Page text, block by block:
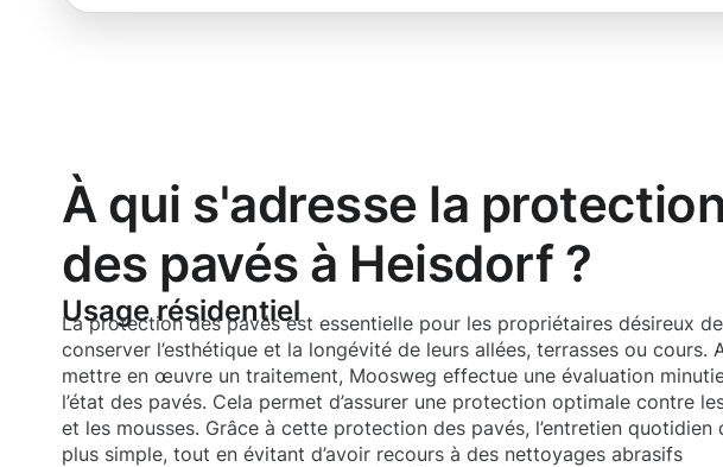
À qui s'adresse la protection
des pavés à Heisdorf ?
Usage résidentiel
La protection des pavés est essentielle pour les propriétaires désireux de
conserver l’esthétique et la longévité de leurs allées, terrasses ou cours.
mettre en œuvre un traitement, Moosweg effectue une évaluation
l’état des pavés. Cela permet d’assurer une protection optimale contre
et les mousses. Grâce à cette protection des pavés, l’entretien quotidien
plus simple, tout en évitant d’avoir recours à des nettoyages abrasifs